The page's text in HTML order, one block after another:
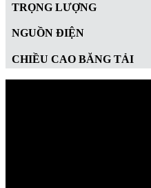
TRỌNG LƯỢNG
NGUỒN ĐIỆN
CHIỀU CAO BĂNG TẢI